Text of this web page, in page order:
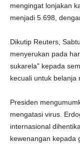
mengingat lonjakan
menjadi 5.698,
Dikutip Reuters,
menyerukan pada
sukarela" kepada
kecuali untuk belanja
Presiden
mengatasi virus.
internasional
kewenangan kepada